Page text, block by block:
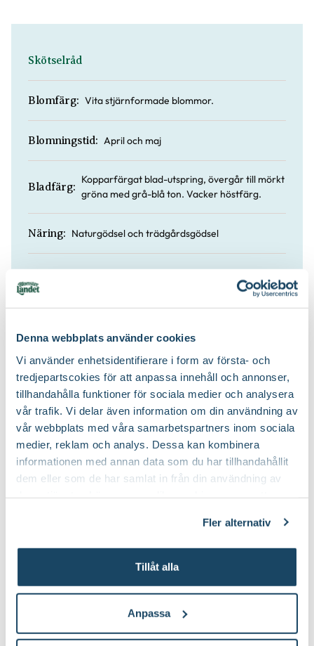
Denna webbplats använder cookies
Vi använder enhetsidentifierare i form av första- och
tredjepartscokies för att anpassa innehåll och annonser,
tillhandahålla funktioner för sociala medier och analysera
vår trafik. Vi delar även information om din användning av
vår webbplats med våra samarbetspartners inom sociala
medier, reklam och analys. Dessa kan kombinera
informationen med annan data som du har tillhandahållit
dem eller som de har samlat in från din användning av
Fler alternativ
Tillåt alla
Anpassa
Skötselråd
Blomfärg: Vita stjärnformade blommor.
Blomningstid: April och maj
Bladfärg:
Kopparfärgat blad-utspring, övergår till mörkt
gröna med grå-blå ton. Vacker höstfärg.
Näring: Naturgödsel och trädgårdsgödsel
Läge: Sol till halvskugga / medelfuktigt till fuktigt
Doft:
Vintergrön: Nej
Jordprodukter: Planteringsjord
Växtsätt:
Brett och yvigt, buske eller mindre
Juli-september (JAS-perioden) och på